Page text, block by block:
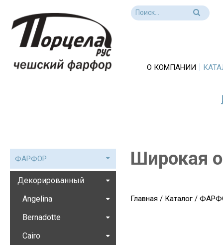
О КОМПАНИИ
Широкая
Главная / Каталог /
ФАРФОР
Декорированный
Angelina
Bernadotte
Cairo